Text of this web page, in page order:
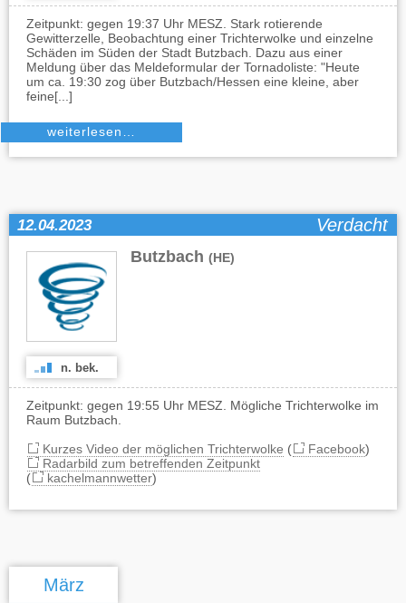
Zeitpunkt: gegen 19:37 Uhr MESZ. Stark rotierende
Gewitterzelle, Beobachtung einer Trichterwolke und einzelne
Schäden im Süden der Stadt Butzbach. Dazu aus einer
Meldung über das Meldeformular der Tornadoliste: "Heute
um ca. 19:30 zog über Butzbach/Hessen eine kleine, aber
feine[...]
weiterlesen…
12.04.2023 Verdacht
Butzbach (HE)
n. bek.
Zeitpunkt: gegen 19:55 Uhr MESZ. Mögliche Trichterwolke im
Raum Butzbach.
Kurzes Video der möglichen Trichterwolke ( Facebook)
Radarbild zum betreffenden Zeitpunkt
(
kachelmannwetter)
März